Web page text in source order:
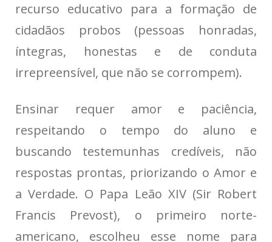
recurso educativo para a formação de
cidadãos probos (pessoas honradas,
íntegras, honestas e de conduta
irrepreensível, que não se corrompem).
Ensinar requer amor e paciência,
respeitando o tempo do aluno e
buscando testemunhas credíveis, não
respostas prontas, priorizando o Amor e
a Verdade. O Papa Leão XIV (Sir Robert
Francis Prevost), o primeiro norte-
americano, escolheu esse nome para